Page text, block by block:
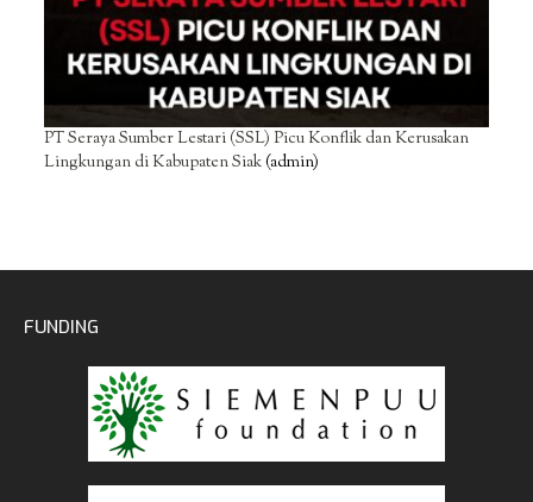
PT Seraya Sumber Lestari (SSL) Picu Konflik dan Kerusakan
Lingkungan di Kabupaten Siak(admin)
FUNDING